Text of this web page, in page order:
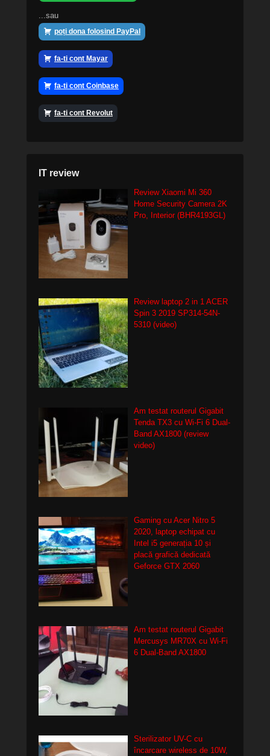
...sau
poți dona folosind PayPal
fa-ti cont Mayar
fa-ti cont Coinbase
fa-ti cont Revolut
IT review
Review Xiaomi Mi 360
Home Security Camera 2K
Pro, Interior (BHR4193GL)
Review laptop 2 in 1 ACER
Spin 3 2019 SP314-54N-
5310 (video)
Am testat routerul Gigabit
Tenda TX3 cu Wi-Fi 6 Dual-
Band AX1800 (review
video)
Gaming cu Acer Nitro 5
2020, laptop echipat cu
Intel i5 generația 10 și
placă grafică dedicată
Geforce GTX 2060
Am testat routerul Gigabit
Mercusys MR70X cu Wi-Fi
6 Dual-Band AX1800
Sterilizator UV-C cu
încarcare wireless de 10W,